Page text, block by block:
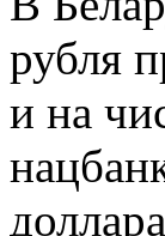
рубля
и на